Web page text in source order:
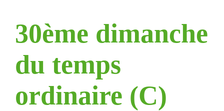
30ème dimanche
du temps
ordinaire (C)